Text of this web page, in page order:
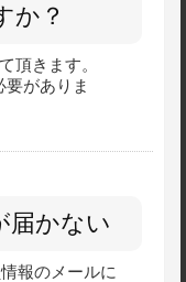
か？
頂きます。
がありま
届かない
報のメールに